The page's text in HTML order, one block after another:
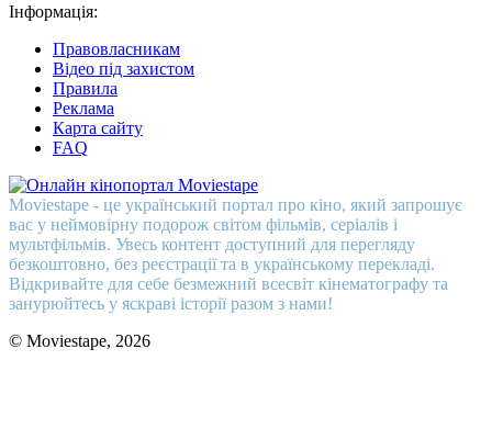
Інформація:
Правовласникам
Відео під захистом
Правила
Реклама
Карта сайту
FAQ
Moviestape - це український портал про кіно, який запрошує
вас у неймовірну подорож світом фільмів, серіалів і
мультфільмів. Увесь контент доступний для перегляду
безкоштовно, без реєстрації та в українському перекладі.
Відкривайте для себе безмежний всесвіт кінематографу та
занурюйтесь у яскраві історії разом з нами!
© Moviestape, 2026